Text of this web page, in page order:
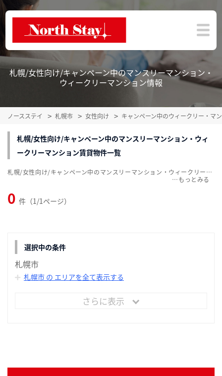
札幌/女性向け/キャンペーン中のマンスリーマンション・
ウィークリーマンション情報
ノースステイ 札幌市 女性向け キャンペーン中のウィークリー・マ
札幌/女性向け/キャンペーン中のマンスリーマンション・ウィ
ークリーマンション賃貸物件一覧
0 件（1/1ページ）
札幌/女性向け/キャンペーン中のマンスリーマンション・ウィークリーマンション賃貸物件一覧を掲載中。敷金・礼金無料、家具・家電付をご紹介。こだわり条件での絞込みも簡単！
…
選択中の条件
札幌市
札幌市 の エリアを全て表示する
さらに表示